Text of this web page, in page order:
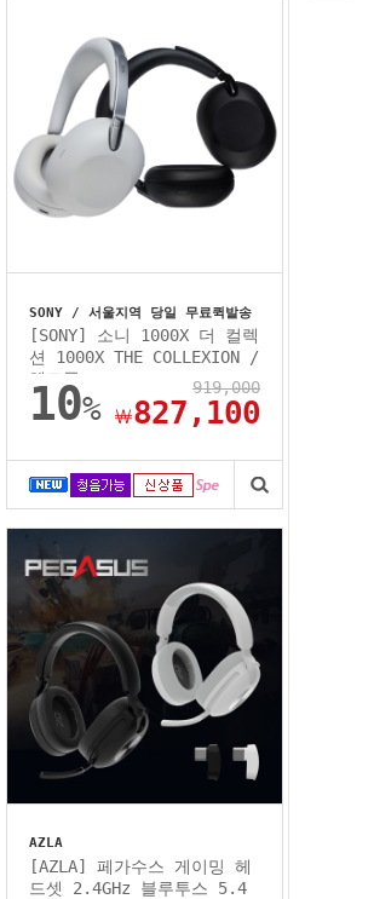
SONY / 서울지역 당일 무료퀵발송
[SONY] 소니 1000X 더 컬렉
션 1000X THE COLLEXION /
헤드폰...
10%
919,000
￦827,100
AZLA
[AZLA] 페가수스 게이밍 헤
드셋 2.4GHz 블루투스 5.4